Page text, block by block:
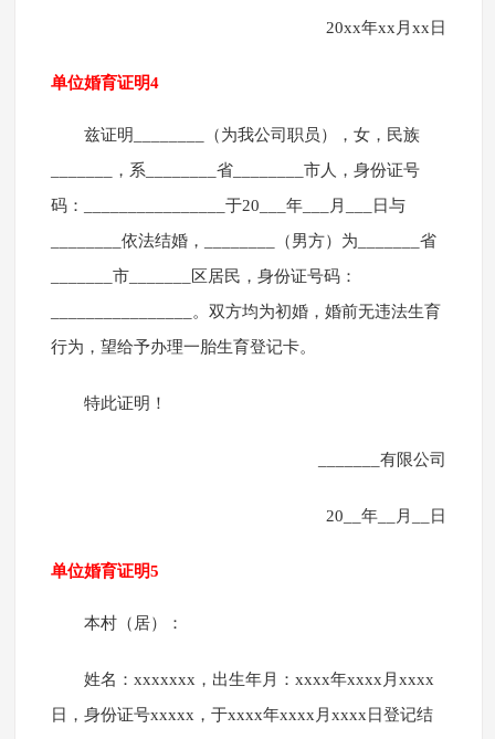
20xx年xx月xx日
单位婚育证明4
兹证明________（为我公司职员），女，民族
_______，系________省________市人，身份证号
码：________________于20___年___月___日与
________依法结婚，________（男方）为_______省
_______市_______区居民，身份证号码：
________________。双方均为初婚，婚前无违法生育
行为，望给予办理一胎生育登记卡。
特此证明！
_______有限公司
20__年__月__日
单位婚育证明5
本村（居）：
姓名：xxxxxxx，出生年月：xxxx年xxxx月xxxx
日，身份证号xxxxx，于xxxx年xxxx月xxxx日登记结